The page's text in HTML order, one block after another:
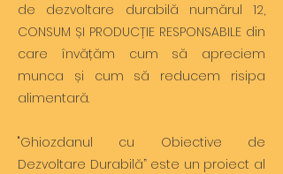
de dezvoltare durabilă numărul 12,
CONSUM ȘI PRODUCȚIE RESPONSABILE din
care învățăm cum să apreciem
munca și cum să reducem risipa
alimentară.
"Ghiozdanul cu Obiective de
Dezvoltare Durabilă” este un proiect al